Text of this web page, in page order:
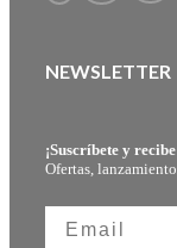
NEWSLETTER
¡Suscríbete y
Ofertas,